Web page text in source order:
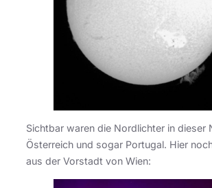
Sichtbar waren die Nordlichter in dieser
Österreich und sogar Portugal. Hier
aus der Vorstadt von Wien: